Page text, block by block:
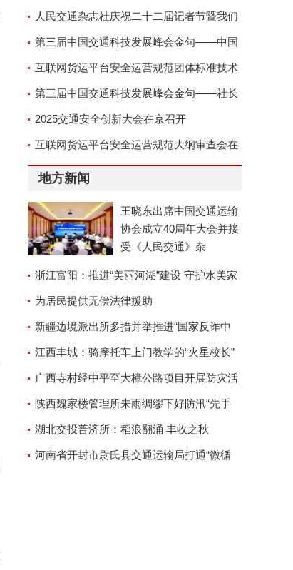
人民交通杂志社庆祝二十二届记者节暨我们
的故事演讲座谈会
第三届中国交通科技发展峰会金句——中国
交通运输协会副会长兼秘
互联网货运平台安全运营规范团体标准技术
审查会顺利召开
第三届中国交通科技发展峰会金句——社长
郑德岭
2025交通安全创新大会在京召开
互联网货运平台安全运营规范大纲审查会在
京召开
地方新闻
王晓东出席中国交通运输
协会成立40周年大会并接
受《人民交通》杂
浙江富阳：推进“美丽河湖”建设 守护水美家
园为居民提供无偿法律援助
新疆边境派出所多措并举推进“国家反诈中
心”APP安装工作
江西丰城：骑摩托车上门教学的“火星校长”
广西寺村经中平至大樟公路项目开展防灾活
动陕西魏家楼管理所未雨绸缪下好防汛“先手
棋”湖北交投普济所：稻浪翻涌 丰收之秋
河南省开封市尉氏县交通运输局打通“微循